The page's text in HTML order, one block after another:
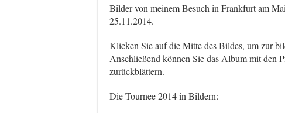
Bilder von meinem Besuch in Frankfurt am
25.11.2014.
Klicken Sie auf die Mitte des Bildes, um zur
Anschließend können Sie das Album mit den
zurückblättern.
Die Tournee 2014 in Bildern: